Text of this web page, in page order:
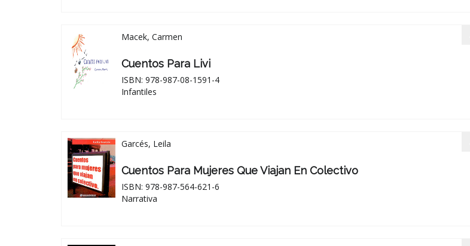
Macek, Carmen
Cuentos Para Livi
ISBN: 978-987-08-1591-4
Infantiles
Garcés, Leila
Cuentos Para Mujeres Que Viajan En Colectivo
ISBN: 978-987-564-621-6
Narrativa